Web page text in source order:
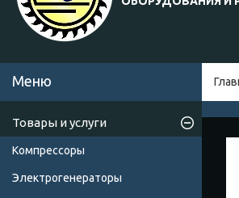
Товары и услуги
Компрессоры
Электрогенераторы